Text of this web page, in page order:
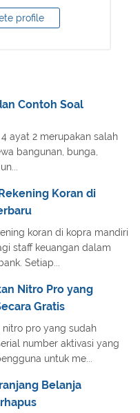
profile
Contoh Soal
ayat 2 merupakan salah
bangunan, bunga,
Koran di
koran di kopra mandiri
staff keuangan dalam
Setiap...
Nitro Pro yang
Gratis
pro yang sudah
number aktivasi yang
untuk me...
Belanja